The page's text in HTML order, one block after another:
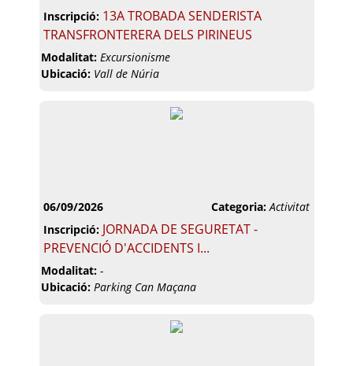
Inscripció: 13A TROBADA SENDERISTA
TRANSFRONTERERA DELS PIRINEUS
Modalitat: Excursionisme
Ubicació: Vall de Núria
06/09/2026 Categoria: Activitat
Inscripció: JORNADA DE SEGURETAT -
PREVENCIÓ D'ACCIDENTS I...
Modalitat: -
Ubicació: Parking Can Maçana